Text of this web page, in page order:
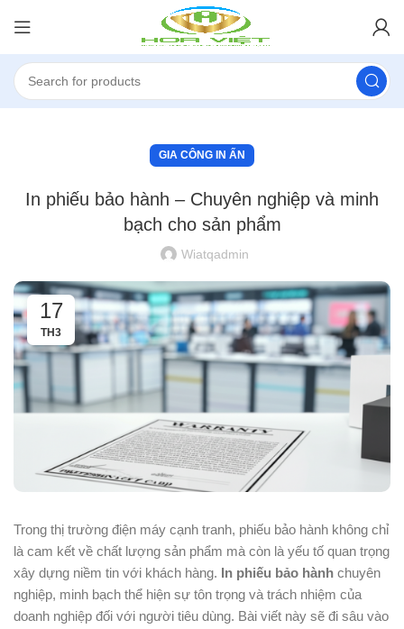
GIA CÔNG IN ẤN
In phiếu bảo hành – Chuyên nghiệp và minh
bạch cho sản phẩm
Wiatqadmin
17
TH3
Trong thị trường điện máy cạnh tranh, phiếu bảo hành không chỉ
là cam kết về chất lượng sản phẩm mà còn là yếu tố quan trọng
xây dựng niềm tin với khách hàng. In phiếu bảo hành chuyên
nghiệp, minh bạch thể hiện sự tôn trọng và trách nhiệm của
doanh nghiệp đối với người tiêu dùng. Bài viết này sẽ đi sâu vào